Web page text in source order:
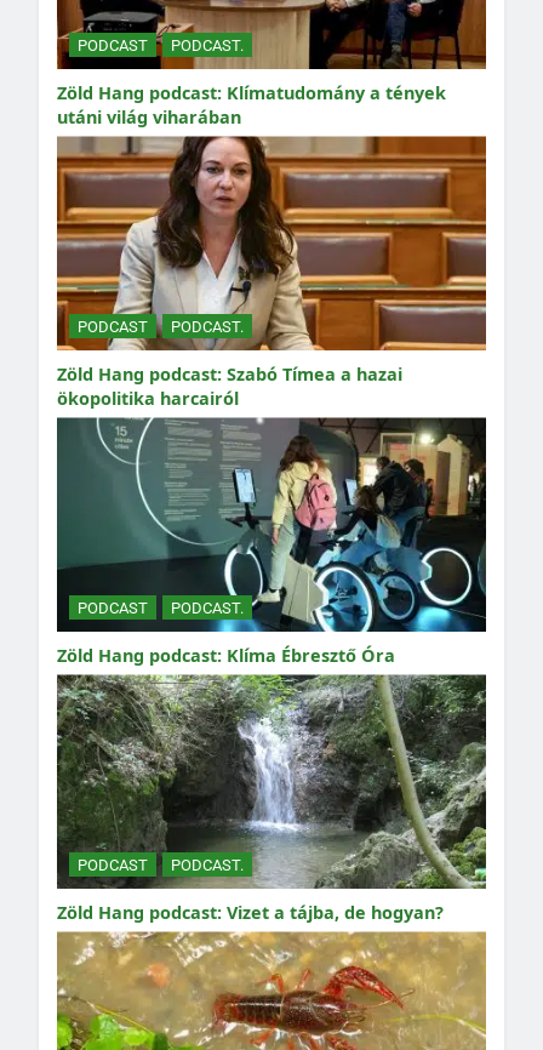
PODCAST PODCAST.
Zöld Hang podcast: Klímatudomány a tények
utáni világ viharában
PODCAST PODCAST.
Zöld Hang podcast: Szabó Tímea a hazai
ökopolitika harcairól
PODCAST PODCAST.
Zöld Hang podcast: Klíma Ébresztő Óra
PODCAST PODCAST.
Zöld Hang podcast: Vizet a tájba, de hogyan?